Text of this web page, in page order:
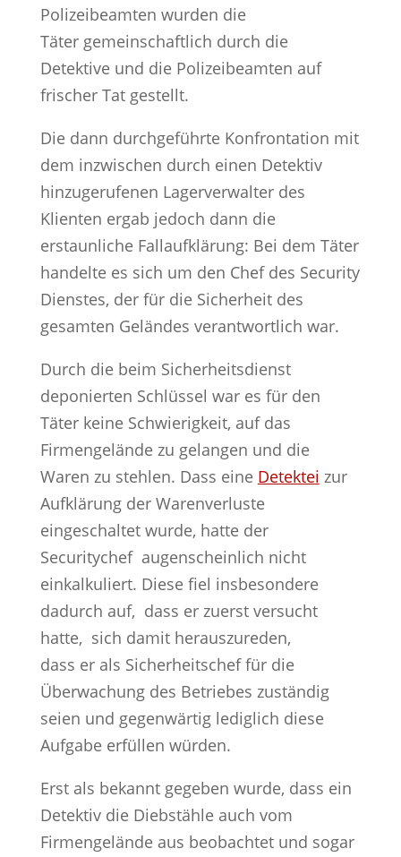
Polizeibeamten wurden die
Täter gemeinschaftlich durch die
Detektive und die Polizeibeamten auf
frischer Tat gestellt.
Die dann durchgeführte Konfrontation mit
dem inzwischen durch einen Detektiv
hinzugerufenen Lagerverwalter des
Klienten ergab jedoch dann die
erstaunliche Fallaufklärung: Bei dem Täter
handelte es sich um den Chef des Security
Dienstes, der für die Sicherheit des
gesamten Geländes verantwortlich war.
Durch die beim Sicherheitsdienst
deponierten Schlüssel war es für den
Täter keine Schwierigkeit, auf das
Firmengelände zu gelangen und die
Waren zu stehlen. Dass eine Detektei zur
Aufklärung der Warenverluste
eingeschaltet wurde, hatte der
Securitychef augenscheinlich nicht
einkalkuliert. Diese fiel insbesondere
dadurch auf, dass er zuerst versucht
hatte, sich damit herauszureden,
dass er als Sicherheitschef für die
Überwachung des Betriebes zuständig
seien und gegenwärtig lediglich diese
Aufgabe erfüllen würden.
Erst als bekannt gegeben wurde, dass ein
Detektiv die Diebstähle auch vom
Firmengelände aus beobachtet und sogar